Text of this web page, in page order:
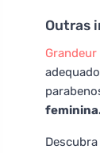
Outras
Grandeur